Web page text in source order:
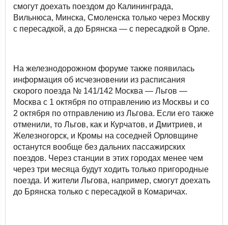
смогут доехать поездом до Калининграда,
Вильнюса, Минска, Смоленска только через Москву
с пересадкой, а до Брянска — с пересадкой в Орле.
На железнодорожном форуме также появилась
информация об исчезновении из расписания
скорого поезда № 141/142 Москва — Льгов —
Москва с 1 октября по отправлению из Москвы и со
2 октября по отправлению из Льгова. Если его также
отменили, то Льгов, как и Курчатов, и Дмитриев, и
Железногорск, и Кромы на соседней Орловщине
останутся вообще без дальних пассажирских
поездов. Через станции в этих городах менее чем
через три месяца будут ходить только пригородные
поезда. И жители Льгова, например, смогут доехать
до Брянска только с пересадкой в Комаричах.